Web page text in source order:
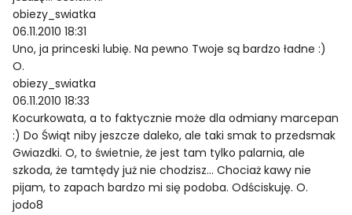
obiezy_swiatka
06.11.2010 18:31
Uno, ja princeski lubię. Na pewno Twoje są bardzo ładne :)
O.
obiezy_swiatka
06.11.2010 18:33
Kocurkowata, a to faktycznie może dla odmiany marcepan
:) Do Świąt niby jeszcze daleko, ale taki smak to przedsmak
Gwiazdki. O, to świetnie, że jest tam tylko palarnia, ale
szkoda, że tamtędy już nie chodzisz… Chociaż kawy nie
pijam, to zapach bardzo mi się podoba. Odściskuję. O.
jodo8